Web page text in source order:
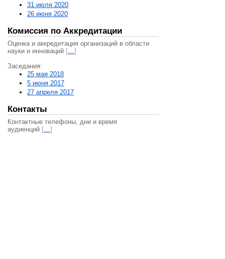
31 июля 2020
26 июня 2020
Комиссия по Аккредитации
Оценка и аккредитация организаций в области
науки и инноваций […]
Заседания:
25 мая 2018
5 июня 2017
27 апреля 2017
Контакты
Контактные телефоны, дни и время
аудиенций […]